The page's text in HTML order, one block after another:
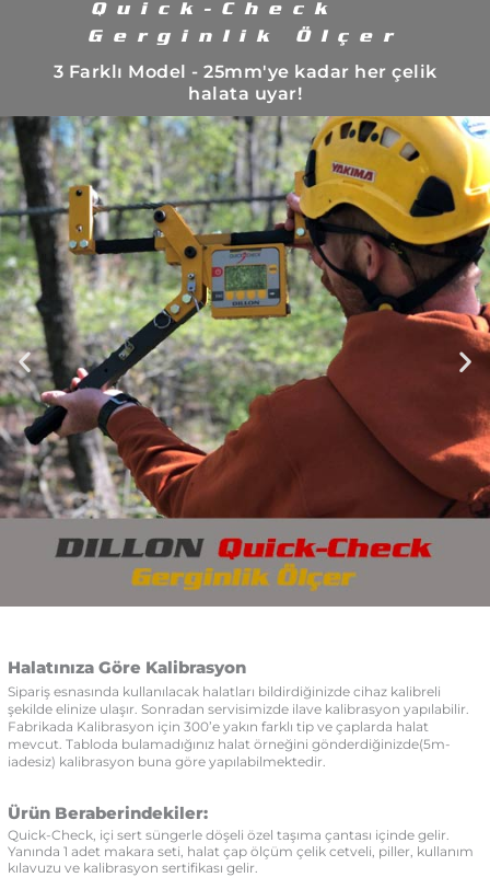
Quick-Check
Gerginlik Ölçer
3 Farklı Model - 25mm'ye kadar her çelik
halata uyar!
Halatınıza Göre Kalibrasyon
Sipariş esnasında kullanılacak halatları bildirdiğinizde cihaz kalibreli
şekilde elinize ulaşır. Sonradan servisimizde ilave kalibrasyon yapılabilir.
Fabrikada Kalibrasyon için 300’e yakın farklı tip ve çaplarda halat
mevcut. Tabloda bulamadığınız halat örneğini gönderdiğinizde(5m-
iadesiz) kalibrasyon buna göre yapılabilmektedir.
Ürün Beraberindekiler:
Quick-Check, içi sert süngerle döşeli özel taşıma çantası içinde gelir.
Yanında 1 adet makara seti, halat çap ölçüm çelik cetveli, piller, kullanım
kılavuzu ve kalibrasyon sertifikası gelir.